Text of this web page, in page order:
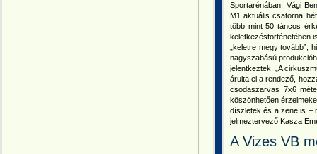
Sportarénában. Vági
M1 aktuális csatorna
több mint 50 táncos
keletkezéstörténetében
„keletre megy tovább”,
nagyszabású
jelentkeztek. „A
árulta el a rendező,
csodaszarvas 7x6
köszönhetően
díszletek és a zene is –
jelmeztervező Kasza
A Vizes VB